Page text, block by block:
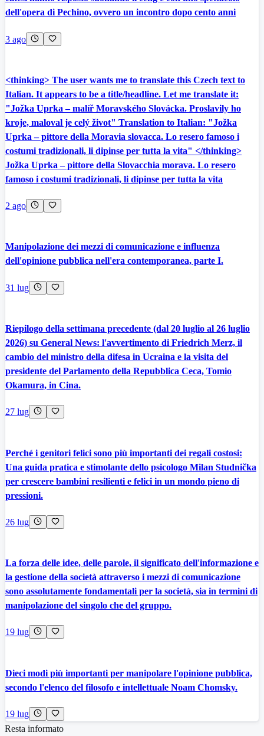
dell'opera di Pechino, ovvero un incontro dopo cento anni
3 ago
<thinking> The user wants me to translate this Czech text to
Italian. It appears to be a title/headline. Let me translate it:
"Jožka Uprka – malíř Moravského Slovácka. Proslavily ho
kroje, maloval je celý život" Translation to Italian: "Jožka
Uprka – pittore della Moravia slovacca. Lo resero famoso i
costumi tradizionali, li dipinse per tutta la vita" </thinking>
Jožka Uprka – pittore della Slovacchia morava. Lo resero
famoso i costumi tradizionali, li dipinse per tutta la vita
2 ago
Manipolazione dei mezzi di comunicazione e influenza
dell'opinione pubblica nell'era contemporanea, parte I.
31 lug
Riepilogo della settimana precedente (dal 20 luglio al 26 luglio
2026) su General News: l'avvertimento di Friedrich Merz, il
cambio del ministro della difesa in Ucraina e la visita del
presidente del Parlamento della Repubblica Ceca, Tomio
Okamura, in Cina.
27 lug
Perché i genitori felici sono più importanti dei regali costosi:
Una guida pratica e stimolante dello psicologo Milan Studnička
per crescere bambini resilienti e felici in un mondo pieno di
pressioni.
26 lug
La forza delle idee, delle parole, il significato dell'informazione e
la gestione della società attraverso i mezzi di comunicazione
sono assolutamente fondamentali per la società, sia in termini di
manipolazione del singolo che del gruppo.
19 lug
Dieci modi più importanti per manipolare l'opinione pubblica,
secondo l'elenco del filosofo e intellettuale Noam Chomsky.
19 lug
Resta informato